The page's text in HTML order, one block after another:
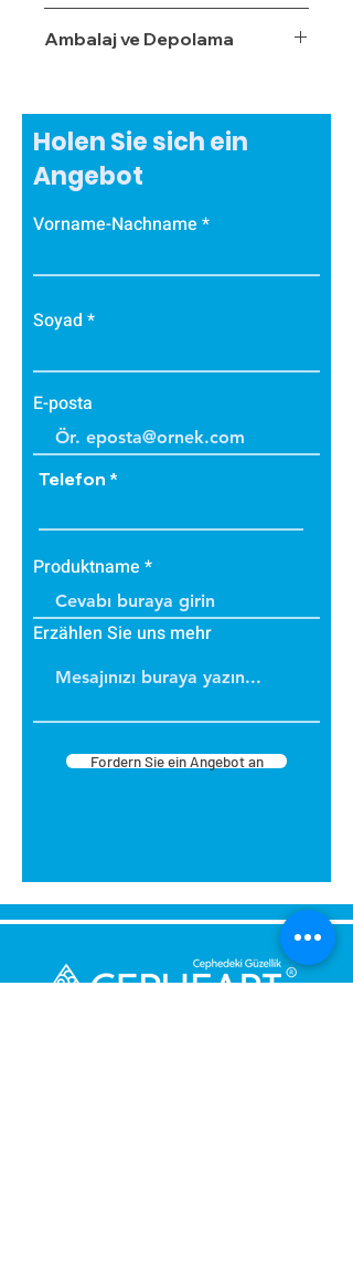
Ambalaj ve Depolama
Holen Sie sich ein
Angebot
Vorname-Nachname
Soyad
E-posta
Telefon
Produktname
Erzählen Sie uns mehr
Fordern Sie ein Angebot an